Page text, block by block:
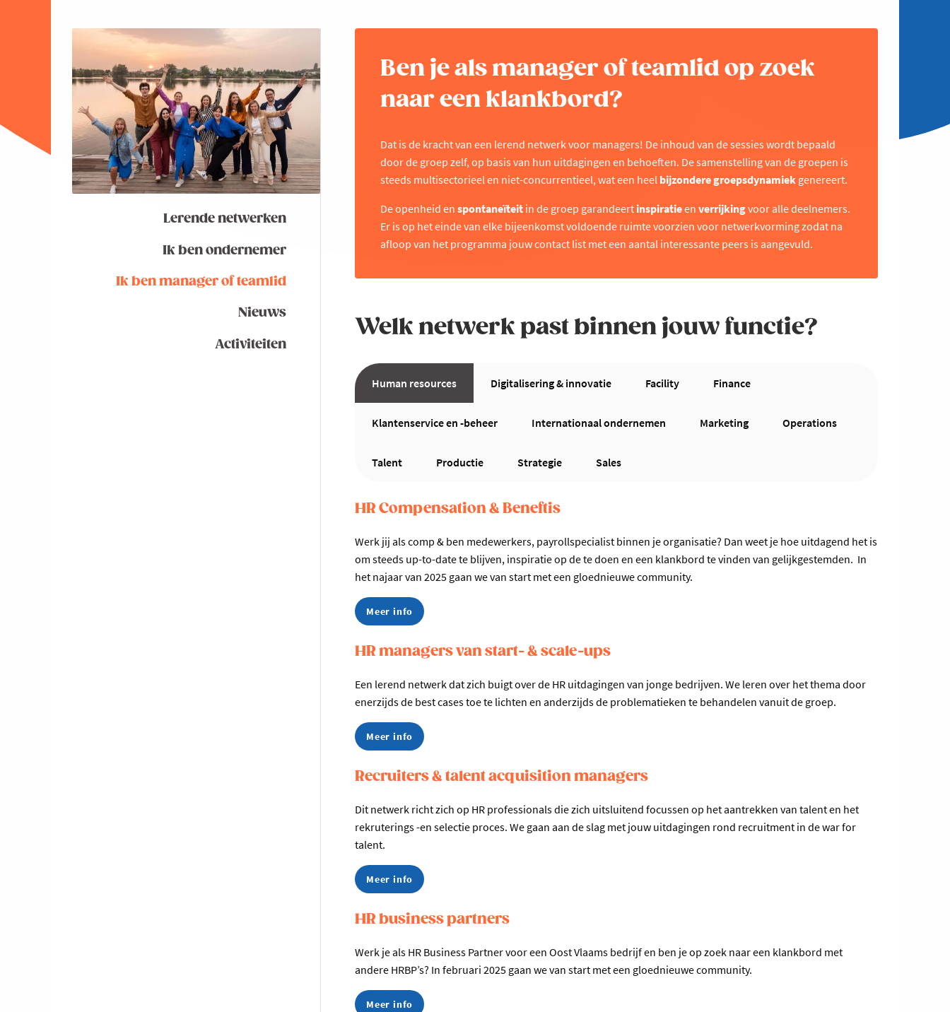
Lerende netwerken
Ik ben ondernemer
Ik ben manager of teamlid
Nieuws
Activiteiten
Ben je als manager of teamlid op zoek
naar een klankbord?
Dat is de kracht van een lerend netwerk voor managers! De inhoud van de sessies wordt bepaald
door de groep zelf, op basis van hun uitdagingen en behoeften. De samenstelling van de groepen is
steeds multisectorieel en niet-concurrentieel, wat een heel bijzondere groepsdynamiek genereert.
De openheid en spontaneïteit in de groep garandeert inspiratieen verrijkingvoor alle deelnemers.
Er is op het einde van elke bijeenkomst voldoende ruimte voorzien voor netwerkvorming zodat na
afloop van het programma jouw contact list met een aantal interessante peers is aangevuld.
Welk netwerk past binnen jouw functie?
Human resources Digitalisering & innovatie Facility Finance
Klantenservice en -beheer Internationaal ondernemen Marketing Operations
Talent Productie Strategie Sales
HR Compensation & Beneftis
Werk jij als comp & ben medewerkers, payrollspecialist binnen je organisatie? Dan weet je hoe uitdagend het is
om steeds up-to-date te blijven, inspiratie op de te doen en een klankbord te vinden van gelijkgestemden. In
het najaar van 2025 gaan we van start met een gloednieuwe community.
Meer info
HR managers van start- & scale-ups
Een lerend netwerk dat zich buigt over de HR uitdagingen van jonge bedrijven. We leren over het thema door
enerzijds de best cases toe te lichten en anderzijds de problematieken te behandelen vanuit de groep.
Meer info
Recruiters & talent acquisition managers
Dit netwerk richt zich op HR professionals die zich uitsluitend focussen op het aantrekken van talent en het
rekruterings -en selectie proces. We gaan aan de slag met jouw uitdagingen rond recruitment in de war for
talent.
Meer info
HR business partners
Werk je als HR Business Partner voor een Oost Vlaams bedrijf en ben je op zoek naar een klankbord met
andere HRBP’s? In februari 2025 gaan we van start met een gloednieuwe community.
Meer info